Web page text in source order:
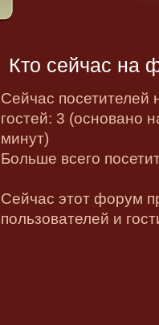
Кто сейчас на
Сейчас посетителей
гостей: 3 (основано
минут)
Больше всего
Сейчас этот форум
пользователей и